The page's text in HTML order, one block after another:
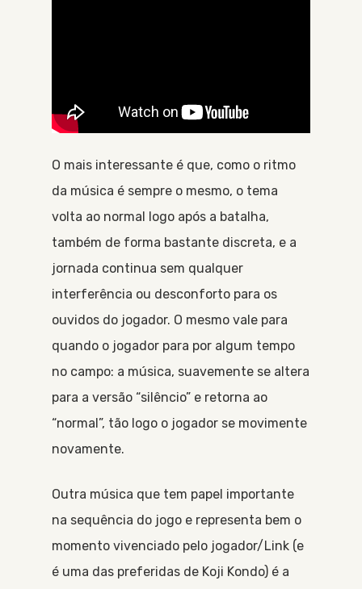
O mais interessante é que, como o ritmo
da música é sempre o mesmo, o tema
volta ao normal logo após a batalha,
também de forma bastante discreta, e a
jornada continua sem qualquer
interferência ou desconforto para os
ouvidos do jogador. O mesmo vale para
quando o jogador para por algum tempo
no campo: a música, suavemente se altera
para a versão “silêncio” e retorna ao
“normal”, tão logo o jogador se movimente
novamente.
Outra música que tem papel importante
na sequência do jogo e representa bem o
momento vivenciado pelo jogador/Link (e
é uma das preferidas de Koji Kondo) é a